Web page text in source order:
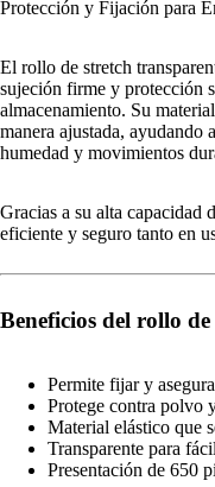
Protección y Fijación para
El rollo de stretch
sujeción firme y protección
almacenamiento. Su
manera ajustada, ayudando
humedad y movimientos
Gracias a su alta capacidad
eficiente y seguro tanto en
Beneficios del rollo
Permite fijar y
Protege contra polvo
Material elástico que
Transparente para
Presentación de 650